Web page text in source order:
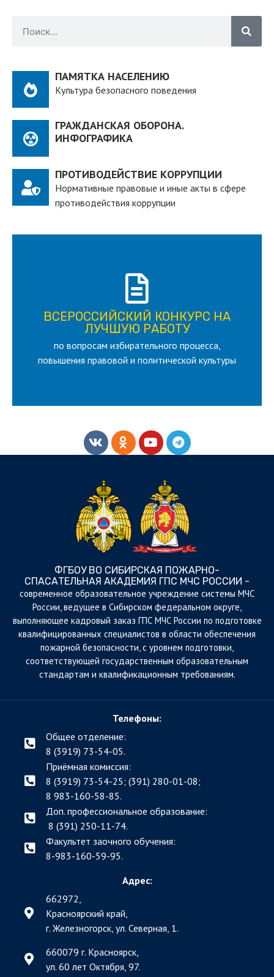
ПАМЯТКА НАСЕЛЕНИЮ
Культура безопасного поведения
ГРАЖДАНСКАЯ ОБОРОНА.
ИНФОГРАФИКА
ПРОТИВОДЕЙСТВИЕ КОРРУПЦИИ
Нормативные правовые и иные акты в сфере
противодействия коррупции
ВСЕРОССИЙСКИЙ КОНКУРС НА
ЛУЧШУЮ РАБОТУ
по вопросам избирательного процесса,
повышения правовой и политической культуры
ВСЕРОССИЙСКИЙ КОНКУРС НА
ЛУЧШУЮ РАБОТУ
для лица старше 18 и моложе 35 лет
ПОДРОБНЕЕ
ФГБОУ ВО СИБИРСКАЯ ПОЖАРНО-
СПАСАТЕЛЬНАЯ АКАДЕМИЯ ГПС МЧС РОССИИ -
cовременное образовательное учреждение системы МЧС
России, ведущее в Сибирском федеральном округе,
выполняющее кадровый заказ ГПС МЧС России по подготовке
квалифицированных специалистов в области обеспечения
пожарной безопасности, с уровнем подготовки,
соответствующей государственным образовательным
стандартам и квалификационным требованиям.
Телефоны:
Общее отделение:
8 (3919) 73-54-05.
Приёмная комиссия:
8 (3919) 73-54-25; (391) 280-01-08;
8 983-160-58-85.
Доп. профессиональное образование:
8 (391) 250-11-74.
Факультет заочного обучения:
8-983-160-59-95.
Адрес:
662972,
Красноярский край,
г. Железногорск, ул. Северная, 1.
660079 г. Красноярск,
ул. 60 лет Октября, 97.